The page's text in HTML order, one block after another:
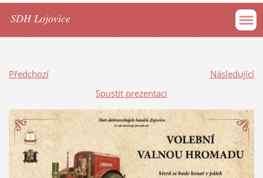
SDH Lojovice
Předchozí
Následující
Spustit prezentaci